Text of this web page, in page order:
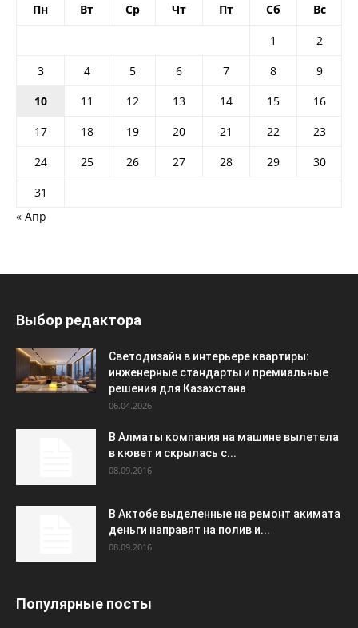
Пн Вт Ср Чт Пт Сб Вс
1
2
3
4 5 6 7 8
9
10
11 12 13 14 15
16
17
18 19 20 21 22
23
24
25 26 27 28 29
30
31
« Апр
Выбор редактора
Светодизайн в интерьере квартиры:
инженерные стандарты и премиальные
решения для Казахстана
06.04.2026
В Алматы компания на машине вылетела
в кювет и скрылась с...
08.09.2016
В Актобе выделенные на ремонт акимата
деньги направят на полив и...
08.09.2016
Популярные посты